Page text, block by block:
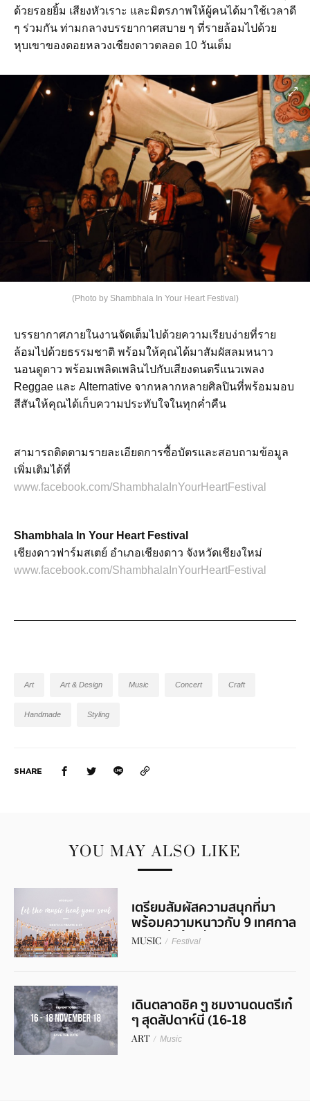
ด้วยรอยยิ้ม เสียงหัวเราะ และมิตรภาพให้ผู้คนได้มาใช้เวลาดี
ๆ ร่วมกัน ท่ามกลางบรรยากาศสบาย ๆ ที่รายล้อมไปด้วย
หุบเขาของดอยหลวงเชียงดาวตลอด 10 วันเต็ม
(Photo by Shambhala In Your Heart Festival)
บรรยากาศภายในงานจัดเต็มไปด้วยความเรียบง่ายที่ราย
ล้อมไปด้วยธรรมชาติ พร้อมให้คุณได้มาสัมผัสลมหนาว
นอนดูดาว พร้อมเพลิดเพลินไปกับเสียงดนตรีแนวเพลง
Reggae และ Alternative จากหลากหลายศิลปินที่พร้อมมอบ
สีสันให้คุณได้เก็บความประทับใจในทุกค่ำคืน
สามารถติดตามรายละเอียดการซื้อบัตรและสอบถามข้อมูล
เพิ่มเติมได้ที่
www.facebook.com/ShambhalaInYourHeartFestival
Shambhala In Your Heart Festival
เชียงดาวฟาร์มสเตย์ อำเภอเชียงดาว จังหวัดเชียงใหม่
www.facebook.com/ShambhalaInYourHeartFestival
Art Art & Design Music Concert Craft
Handmade Styling
SHARE
YOU MAY ALSO LIKE
เตรียมสัมผัสความสนุกที่มา
พร้อมความหนาวกับ 9 เทศกาล
ดนตรีส่งท้ายปี
MUSIC / Festival
เดินตลาดชิค ๆ ชมงานดนตรีเก๋
ๆ สุดสัปดาห์นี้ (16-18
พฤศจิกายน)
ART / Music